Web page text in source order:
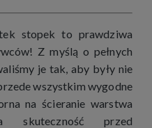
stopek to prawdziwa
Z myślą o pełnych
je tak, aby były nie
wszystkim wygodne
na ścieranie warstwa
skuteczność przed